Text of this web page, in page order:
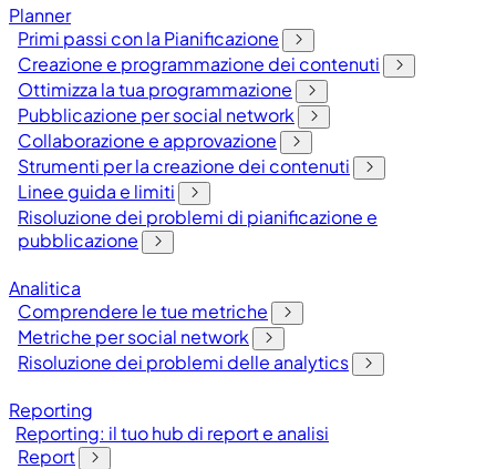
Planner
Primi passi con la Pianificazione
Creazione e programmazione dei contenuti
Ottimizza la tua programmazione
Pubblicazione per social network
Collaborazione e approvazione
Strumenti per la creazione dei contenuti
Linee guida e limiti
Risoluzione dei problemi di pianificazione e
pubblicazione
Analitica
Comprendere le tue metriche
Metriche per social network
Risoluzione dei problemi delle analytics
Reporting
Reporting: il tuo hub di report e analisi
Report